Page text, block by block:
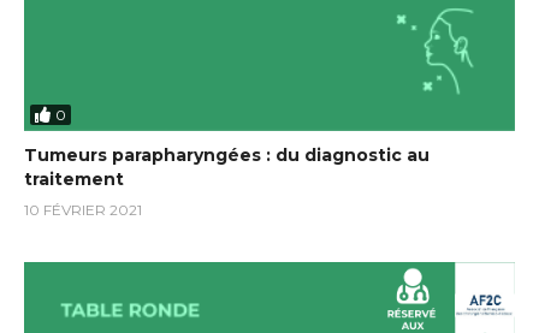
0
Tumeurs parapharyngées : du diagnostic au
traitement
10 FÉVRIER 2021